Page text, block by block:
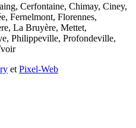
Cerfontaine, Chimay, Ciney,
Fernelmont, Florennes,
La Bruyère, Mettet,
Philippeville, Profondeville,
et Pixel-Web